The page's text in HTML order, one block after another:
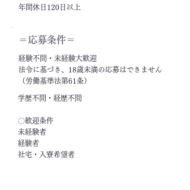
年間休日120日以上
＝応募条件＝
経験不問・未経験大歓迎
法令に基づき、18歳未満の応募はできません
（労働基準法第61条）
学歴不問・経歴不問
〇歓迎条件
未経験者
経験者
社宅・入寮希望者